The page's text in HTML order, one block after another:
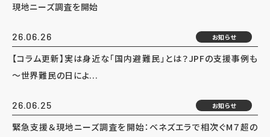
現地ニーズ調査を開始
26.06.26 お知らせ
【コラム更新】実は身近な「国内避難民」とは？JPFの支援事例も
～世界難民の日によ...
26.06.25 お知らせ
緊急支援＆現地ニーズ調査を開始：ベネズエラで相次ぐM７超の